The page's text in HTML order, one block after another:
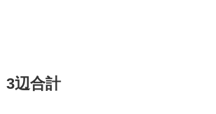
3辺合計